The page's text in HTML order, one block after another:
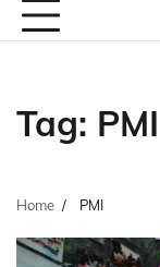
Tag: PMI
Home PMI